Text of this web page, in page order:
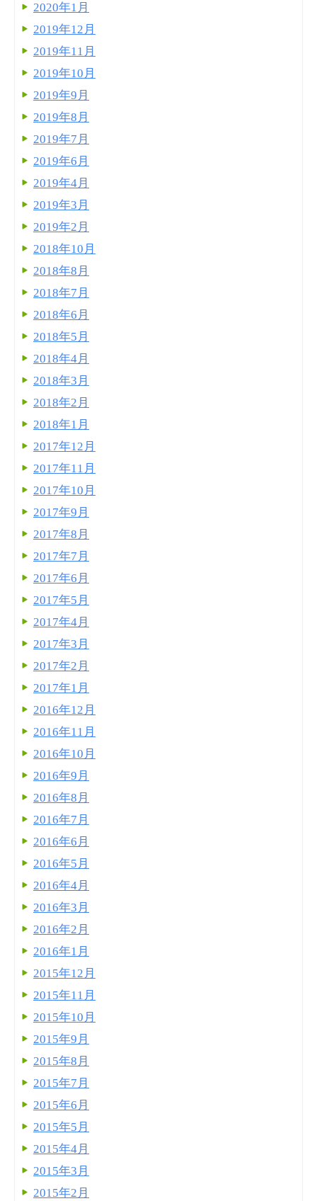
2020年1月
2019年12月
2019年11月
2019年10月
2019年9月
2019年8月
2019年7月
2019年6月
2019年4月
2019年3月
2019年2月
2018年10月
2018年8月
2018年7月
2018年6月
2018年5月
2018年4月
2018年3月
2018年2月
2018年1月
2017年12月
2017年11月
2017年10月
2017年9月
2017年8月
2017年7月
2017年6月
2017年5月
2017年4月
2017年3月
2017年2月
2017年1月
2016年12月
2016年11月
2016年10月
2016年9月
2016年8月
2016年7月
2016年6月
2016年5月
2016年4月
2016年3月
2016年2月
2016年1月
2015年12月
2015年11月
2015年10月
2015年9月
2015年8月
2015年7月
2015年6月
2015年5月
2015年4月
2015年3月
2015年2月